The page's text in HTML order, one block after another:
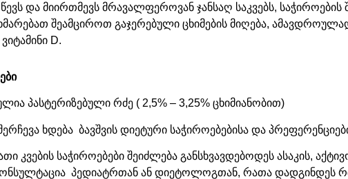
და მიირთმევს მრავალფეროვან ჯანსაღ საკვებს, საჭიროების
შეამციროთ გაჯერებული ცხიმების მიღება,
D.
პასტერიზებული რძე ( 2,5% – 3,25% ცხიმიანობით)
ხდება ბავშვის დიეტური საჭიროებებისა და
კვების საჭიროებები შეიძლება განსხვავდებოდეს ასაკის,
პედიატრთან ან დიეტოლოგთან, რათა დადგინდეს